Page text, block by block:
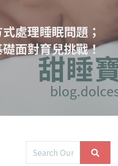
處理睡眠問題；
面對育兒挑戰！